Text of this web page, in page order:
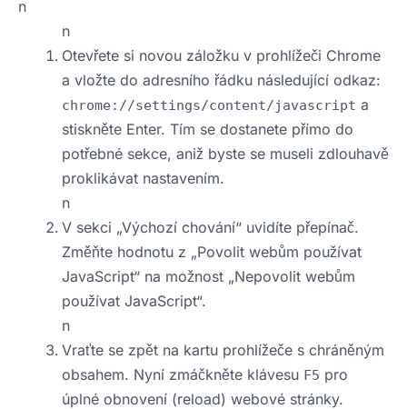
n
n
Otevřete si novou záložku v prohlížeči Chrome
a vložte do adresního řádku následující odkaz:
chrome://settings/content/javascript a
stiskněte Enter. Tím se dostanete přímo do
potřebné sekce, aniž byste se museli zdlouhavě
proklikávat nastavením.
n
V sekci „Výchozí chování“ uvidíte přepínač.
Změňte hodnotu z „Povolit webům používat
JavaScript“ na možnost „Nepovolit webům
používat JavaScript“.
n
Vraťte se zpět na kartu prohlížeče s chráněným
obsahem. Nyní zmáčkněte klávesu F5 pro
úplné obnovení (reload) webové stránky.